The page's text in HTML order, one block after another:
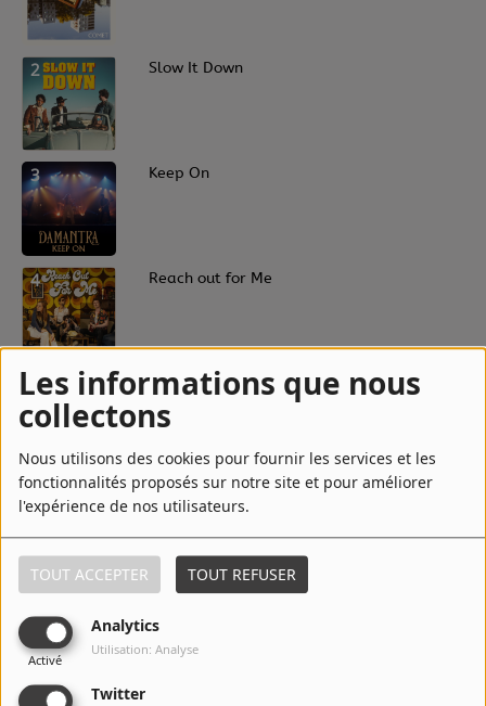
Les informations que nous
collectons
Nous utilisons des cookies pour fournir les services et les
fonctionnalités proposés sur notre site et pour améliorer
l'expérience de nos utilisateurs.
TOUT ACCEPTER TOUT REFUSER
Analytics
Activé
Utilisation: Analyse
Twitter
2 Slow It Down
3 Keep On
4 Reach out for Me
5 Jekyll and Hyde
6 Autumn Leaves
7 Sacrificed